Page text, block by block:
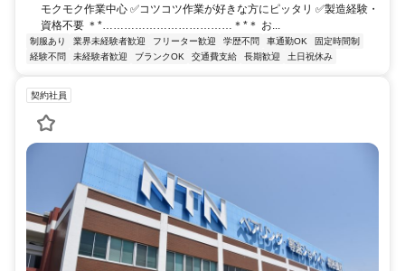
モクモク作業中心 ✅コツコツ作業が好きな方にピッタリ ✅製造経験・
資格不要 ＊*………………………………＊*＊ お...
制服あり 業界未経験者歓迎 フリーター歓迎 学歴不問 車通勤OK
固定時間制
経験不問
未経験者歓迎 ブランクOK 交通費支給 長期歓迎 土日祝休み
契約社員